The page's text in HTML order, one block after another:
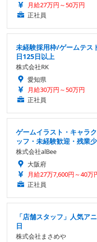
月給27万円～50万円
正社員
未経験採用枠/ゲームテス
日125日以上
株式会社RK
愛知県
月給30万円～50万円
正社員
ゲームイラスト・キャラ
ッフ・未経験歓迎・残業
株式会社alBee
大阪府
月給27万7,600円～40万
正社員
「店舗スタッフ」人気ア
日
株式会社まさめや